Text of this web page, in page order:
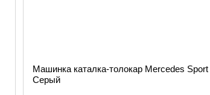
Машинка каталка-толокар Mercedes Sport
Серый